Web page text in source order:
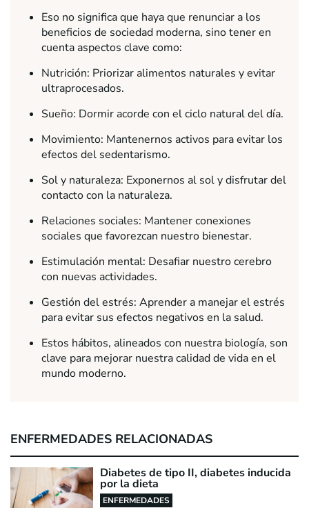
Eso no significa que haya que renunciar a los
beneficios de sociedad moderna, sino tener en
cuenta aspectos clave como:
Nutrición: Priorizar alimentos naturales y evitar
ultraprocesados.
Sueño: Dormir acorde con el ciclo natural del día.
Movimiento: Mantenernos activos para evitar los
efectos del sedentarismo.
Sol y naturaleza: Exponernos al sol y disfrutar del
contacto con la naturaleza.
Relaciones sociales: Mantener conexiones
sociales que favorezcan nuestro bienestar.
Estimulación mental: Desafiar nuestro cerebro
con nuevas actividades.
Gestión del estrés: Aprender a manejar el estrés
para evitar sus efectos negativos en la salud.
Estos hábitos, alineados con nuestra biología, son
clave para mejorar nuestra calidad de vida en el
mundo moderno.
ENFERMEDADES RELACIONADAS
Diabetes de tipo II, diabetes inducida
por la dieta
ENFERMEDADES